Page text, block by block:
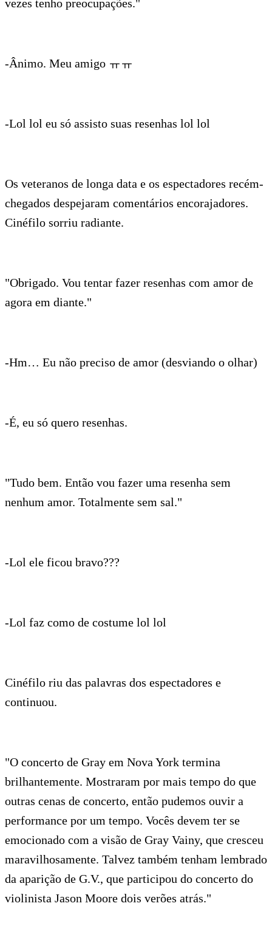
vezes tenho preocupações."
-Ânimo. Meu amigo ㅠㅠ
-Lol lol eu só assisto suas resenhas lol lol
Os veteranos de longa data e os espectadores recém-
chegados despejaram comentários encorajadores.
Cinéfilo sorriu radiante.
"Obrigado. Vou tentar fazer resenhas com amor de
agora em diante."
-Hm… Eu não preciso de amor (desviando o olhar)
-É, eu só quero resenhas.
"Tudo bem. Então vou fazer uma resenha sem
nenhum amor. Totalmente sem sal."
-Lol ele ficou bravo???
-Lol faz como de costume lol lol
Cinéfilo riu das palavras dos espectadores e
continuou.
"O concerto de Gray em Nova York termina
brilhantemente. Mostraram por mais tempo do que
outras cenas de concerto, então pudemos ouvir a
performance por um tempo. Vocês devem ter se
emocionado com a visão de Gray Vainy, que cresceu
maravilhosamente. Talvez também tenham lembrado
da aparição de G.V., que participou do concerto do
violinista Jason Moore dois verões atrás."